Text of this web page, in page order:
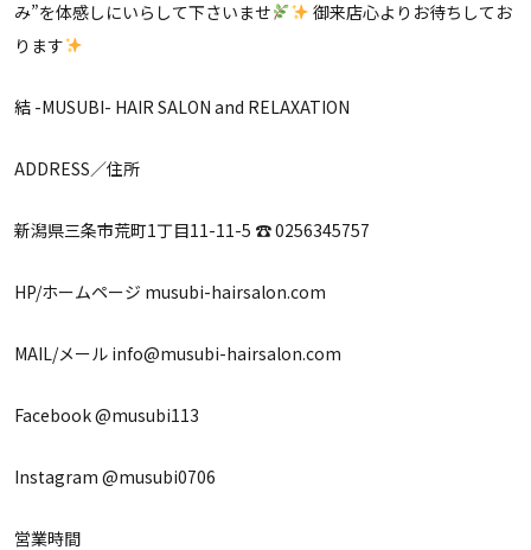
み”を体感しにいらして下さいませ
御来店心よりお待ちしてお
ります
結 -MUSUBI- HAIR SALON and RELAXATION
ADDRESS／住所
新潟県三条市荒町1丁目11-11-5 ☎︎ ‭0256345757‬
HP/ホームページ ‭musubi-hairsalon.com‬
MAIL/メール ‭info@musubi-hairsalon.com‬
Facebook @musubi113
Instagram @musubi0706
営業時間